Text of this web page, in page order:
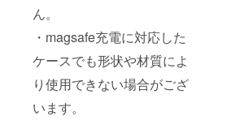
ん。
・magsafe充電に対応した
ケースでも形状や材質によ
り使用できない場合がござ
います。